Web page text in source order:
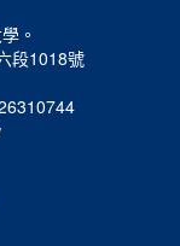
。
段1018號